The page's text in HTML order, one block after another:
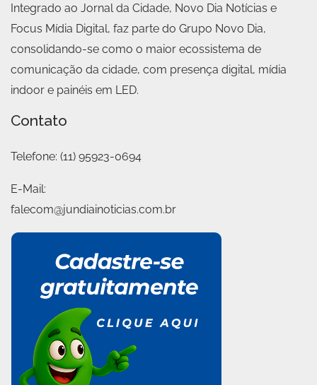
Integrado ao Jornal da Cidade, Novo Dia Notícias e
Focus Mídia Digital, faz parte do Grupo Novo Dia,
consolidando-se como o maior ecossistema de
comunicação da cidade, com presença digital, mídia
indoor e painéis em LED.
Contato
Telefone: (11) 95923-0694
E-Mail:
falecom@jundiainoticias.com.br